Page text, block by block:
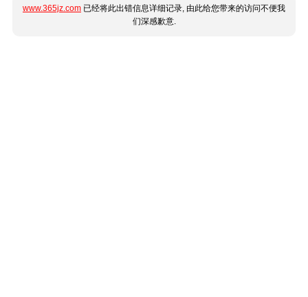
www.365jz.com 已经将此出错信息详细记录, 由此给您带来的访问不便我
们深感歉意.